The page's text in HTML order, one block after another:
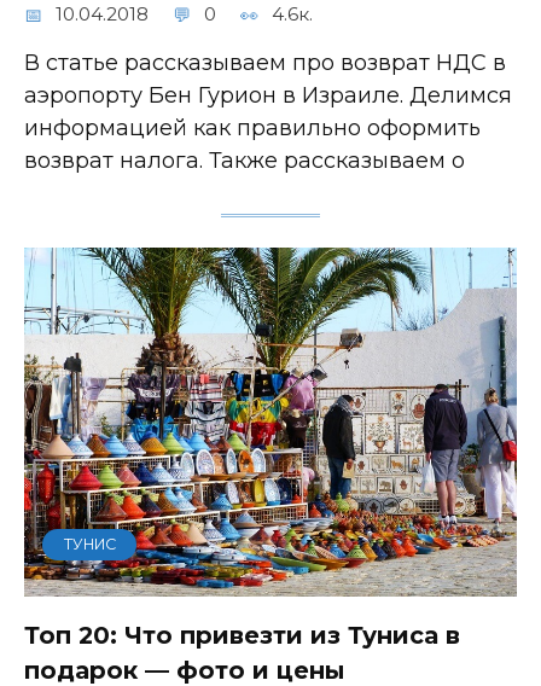
10.04.2018 0 4.6к.
В статье рассказываем про возврат НДС в
аэропорту Бен Гурион в Израиле. Делимся
информацией как правильно оформить
возврат налога. Также рассказываем о
ТУНИС
Топ 20: Что привезти из Туниса в
подарок — фото и цены